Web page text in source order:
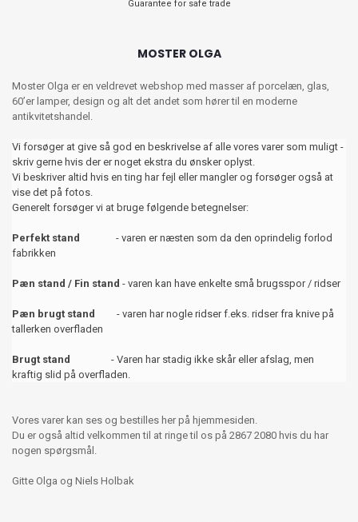
Guarantee for safe trade
MOSTER OLGA
Moster Olga er en veldrevet webshop med masser af porcelæn, glas,
60’er lamper, design og alt det andet som hører til en moderne
antikvitetshandel.
Vi forsøger at give så god en beskrivelse af alle vores varer som muligt -
skriv gerne hvis der er noget ekstra du ønsker oplyst.
Vi beskriver altid hvis en ting har fejl eller mangler og forsøger også at
vise det på fotos.
Generelt forsøger vi at bruge følgende betegnelser:
Perfekt stand - varen er næsten som da den oprindelig forlod
fabrikken
Pæn stand / Fin stand - varen kan have enkelte små brugsspor / ridser
Pæn brugt stand
- varen har nogle ridser f.eks. ridser fra knive på
tallerken overfladen
Brugt stand
- Varen har stadig ikke skår eller afslag, men
kraftig slid på overfladen.
Vores varer kan ses og bestilles her på hjemmesiden.
Du er også altid velkommen til at ringe til os på 2867 2080 hvis du har
nogen spørgsmål.
Gitte Olga og Niels Holbak